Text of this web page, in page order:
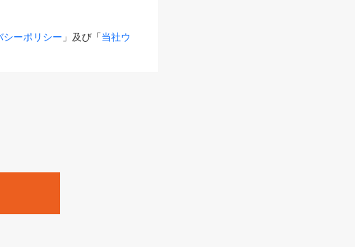
ーポリシー 」及び「当社ウ
合、変更後のサービスを含
います。
「Biz/Zine」「HRzine」